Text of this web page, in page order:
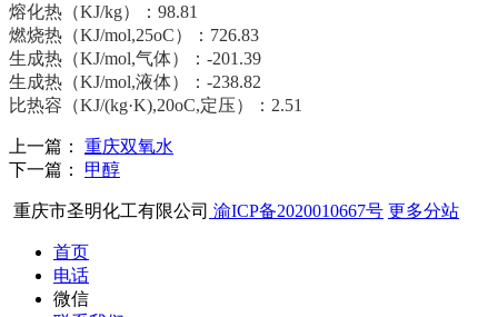
熔化热（KJ/kg）：98.81
燃烧热（KJ/mol,25oC）：726.83
生成热（KJ/mol,气体）：-201.39
生成热（KJ/mol,液体）：-238.82
比热容（KJ/(kg·K),20oC,定压）：2.51
上一篇： 重庆双氧水
下一篇： 甲醇
重庆市圣明化工有限公司 渝ICP备2020010667号 更多分站
首页
电话
微信